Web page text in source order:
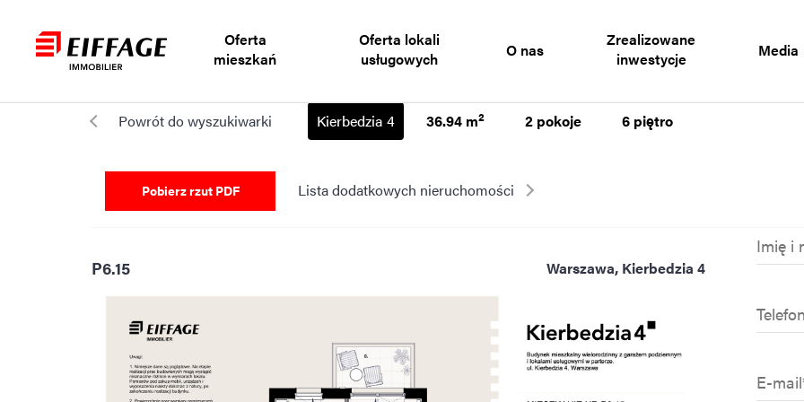
Oferta
mieszkań
Oferta lokali
usługowych
O nas
Zrealizowane
inwestycje
Media
Powrót do wyszukiwarki Kierbedzia 4 36.94 m2 2 pokoje 6 piętro
Pobierz rzut PDF Lista dodatkowych nieruchomości
P6.15 Warszawa, Kierbedzia 4
Imię
i
Numer
E-
mail*